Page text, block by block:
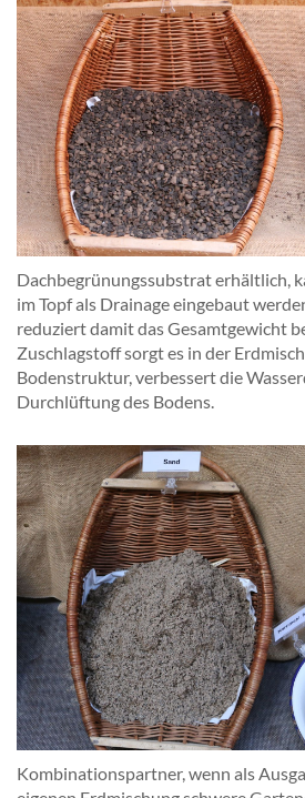
Dachbegrünungssubstrat erhältlich,
im Topf als Drainage eingebaut
reduziert damit das Gesamtgewicht
Zuschlagstoff sorgt es in der
Bodenstruktur, verbessert die
Durchlüftung des Bodens.
Kombinationspartner, wenn als